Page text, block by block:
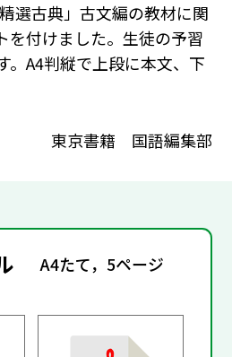
選古典」古文編の教材に関
を付けました。生徒の予習
。A4判縦で上段に本文、下
東京書籍 国語編集部
A4たて，5ページ